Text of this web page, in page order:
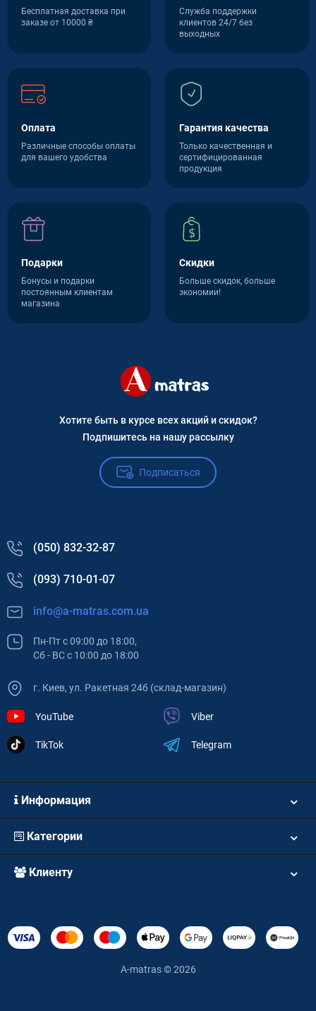
Бесплатная доставка при
заказе от 10000 ₴
Служба поддержки
клиентов 24/7 без
выходных
Оплата
Различные способы оплаты
для вашего удобства
Гарантия качества
Только качественная и
сертифицированная
продукция
Подарки
Бонусы и подарки
постоянным клиентам
магазина
Скидки
Больше скидок, больше
экономии!
Хотите быть в курсе всех акций и скидок?
Подпишитесь на нашу рассылку
Подписаться
(050) 832-32-87
(093) 710-01-07
info@a-matras.com.ua
Пн-Пт с 09:00 до 18:00,
Сб - ВС с 10:00 до 18:00
г. Киев, ул. Ракетная 24б (склад-магазин)
YouTube
TikTok
Viber
Telegram
Информация
Категории
Клиенту
A-matras © 2026